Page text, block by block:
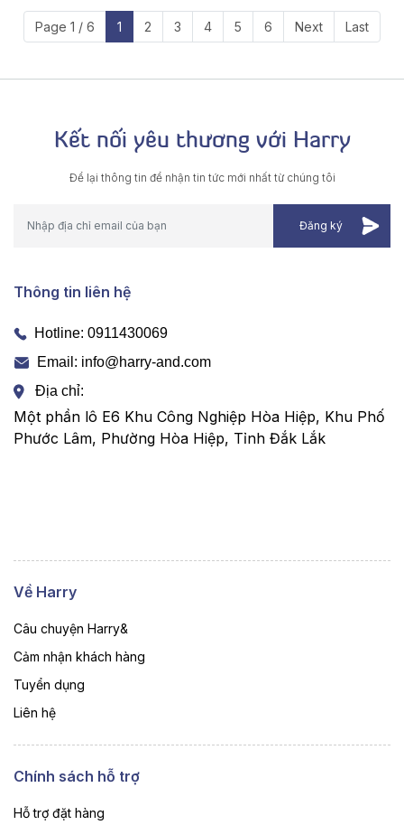
Page 1 / 6 1 2 3 4 5 6 Next Last
Kết nối yêu thương với Harry
Để lại thông tin để nhận tin tức mới nhất từ chúng tôi
Thông tin liên hệ
Hotline: 0911430069
Email: info@harry-and.com
Địa chỉ:
Một phần lô E6 Khu Công Nghiệp Hòa Hiệp, Khu Phố
Phước Lâm, Phường Hòa Hiệp, Tỉnh Đắk Lắk
Về Harry
Câu chuyện Harry&
Cảm nhận khách hàng
Tuyển dụng
Liên hệ
Chính sách hỗ trợ
Hỗ trợ đặt hàng